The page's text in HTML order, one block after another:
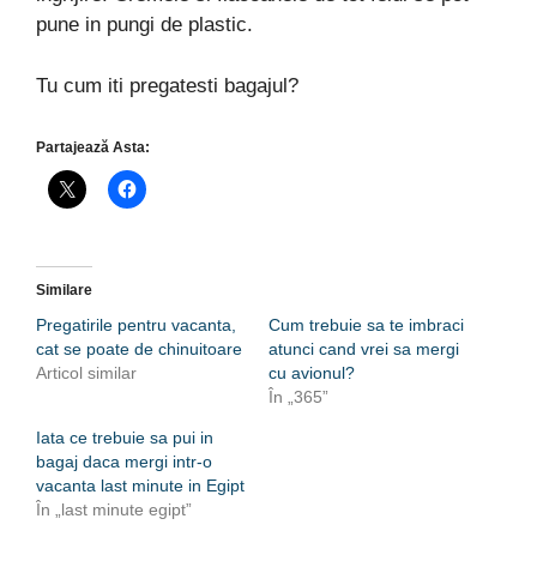
pune in pungi de plastic.
Tu cum iti pregatesti bagajul?
Partajează Asta:
Similare
Pregatirile pentru vacanta,
cat se poate de chinuitoare
Articol similar
Cum trebuie sa te imbraci
atunci cand vrei sa mergi
cu avionul?
În „365”
Iata ce trebuie sa pui in
bagaj daca mergi intr-o
vacanta last minute in Egipt
În „last minute egipt”